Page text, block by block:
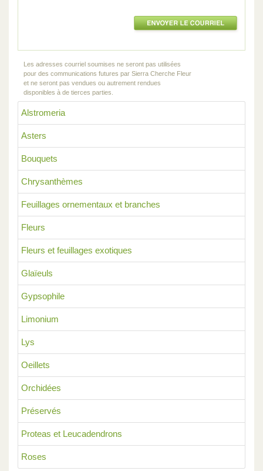
Alstromeria
Asters
Bouquets
Chrysanthèmes
Feuillages ornementaux et branches
Fleurs
Fleurs et feuillages exotiques
Glaïeuls
Gypsophile
Limonium
Lys
Oeillets
Orchidées
Préservés
Proteas et Leucadendrons
Roses
Les adresses courriel soumises ne seront pas utilisées
pour des communications futures par Sierra Cherche Fleur
et ne seront pas vendues ou autrement rendues
disponibles à de tierces parties.